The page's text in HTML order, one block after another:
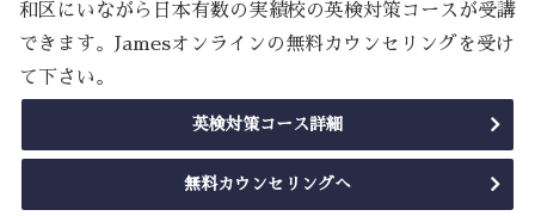
和区にいながら日本有数の実績校の英検対策コースが受講
できます。Jamesオンラインの無料カウンセリングを受け
て下さい。
英検対策コース詳細
無料カウンセリングへ